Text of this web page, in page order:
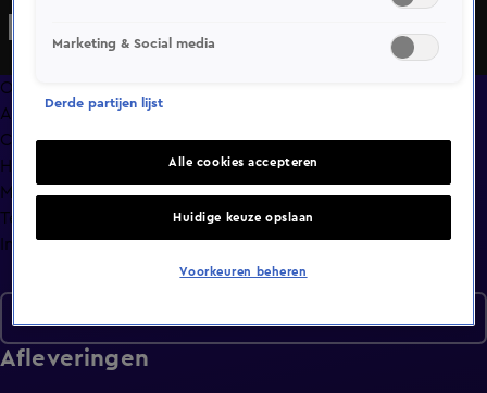
Overzicht
Afleveringen
Clips
Hoe is het nu met?
Macdate met Nick Eshuis
Terugblik
Info
Afleveringen
Marketing & Social media
Derde partijen lijst
Alle cookies accepteren
Huidige keuze opslaan
Voorkeuren beheren